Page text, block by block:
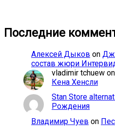
Последние
Алексей Дыков on
состав жюри
vladimir tchuew on
Кена Хенсли
Stan Store
Рождения
Владимир Чуев on